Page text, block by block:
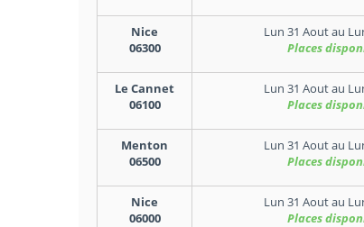
Nice
06300
Lun 31 Aoutau
Places
Le Cannet
06100
Lun 31 Aoutau
Places
Menton
06500
Lun 31 Aoutau
Places
Nice
06000
Lun 31 Aoutau
Places